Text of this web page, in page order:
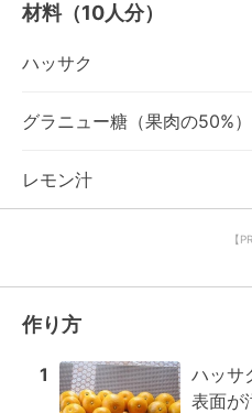
材料（10人分）
ハッサク
グラニュー糖（果肉の50%）
レモン汁
【
作り方
1
ハッサ
表面が